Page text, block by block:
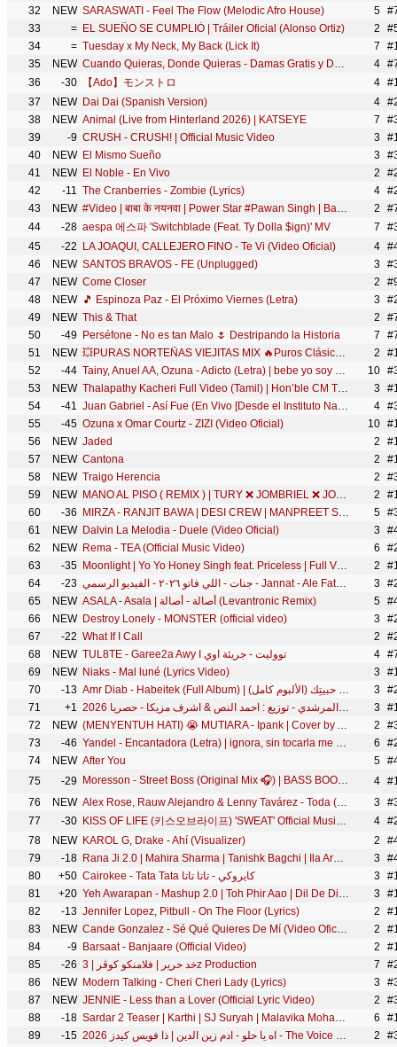
32
NEW SARASWATI - Feel The Flow (Melodic Afro House) 5
33
= EL SUEÑO SE CUMPLIÓ | Tráiler Oficial (Alonso Ortiz) 2
34
= Tuesday x My Neck, My Back (Lick It) 7
35
NEW Cuando Quieras, Donde Quieras - Damas Gratis y Dyango (Video Oficial) 4
36
-30 【Ado】モンストロ 4
37
NEW Dai Dai (Spanish Version) 4
38
NEW Animal (Live from Hinterland 2026) | KATSEYE
7
39
-9 CRUSH - CRUSH! | Official Music Video 3
40
NEW El Mismo Sueño 3
41
NEW El Noble - En Vivo 2
42
-11 The Cranberries - Zombie (Lyrics) 4
43
NEW #Video | बाबा के नयनवा | Power Star #Pawan Singh | Baba Ke Nayanawa | New Bhojpuri Bolbam Song 2026 2
44
-28 aespa 에스파 'Switchblade (Feat. Ty Dolla $ign)' MV 7
45
-22 LA JOAQUI, CALLEJERO FINO - Te Vi (Video Oficial) 4
46
NEW SANTOS BRAVOS - FE (Unplugged) 3
47
NEW Come Closer 2
48
NEW 🎵 Espinoza Paz - El Próximo Viernes (Letra) 3
49
NEW This & That 2
50
-49 Perséfone - No es tan Malo 🌷 Destripando la Historia 7
51
NEW 💥PURAS NORTEÑAS VIEJITAS MIX 🔥Puros Clásicos | Tigres, Tucanes, Ramón Ayala ,Invasores, Cardenales 2
52
-44 Tainy, Anuel AA, Ozuna - Adicto (Letra) | bebe yo soy adicto a tu piel 10
53
NEW Thalapathy Kacheri Full Video (Tamil) | Hon’ble CM Thalapathy Vijay| Jana Nayagan| H Vinoth| Anirudh 3
54
-41 Juan Gabriel - Así Fue (En Vivo [Desde el Instituto Nacional de Bellas Artes] [Letra/Lyric]) 4
55
-45 Ozuna x Omar Courtz - ZIZI (Video Oficial) 10
56
NEW Jaded 2
57
NEW Cantona 2
58
NEW Traigo Herencia 2
59
NEW MANO AL PISO ( REMIX ) | TURY ❌ JOMBRIEL ❌ JOTTA 2
60
-36 MIRZA - RANJIT BAWA | DESI CREW | MANPREET SAGOO | TRU MAKERS | THE FOLK ERA | LATEST PUNJABI SONGS 5
61
NEW Dalvin La Melodia - Duele (Video Oficial)
3
62
NEW Rema - TEA (Official Music Video) 6
63
-35 Moonlight | Yo Yo Honey Singh feat. Priceless | Full Video 2
64
-23 جنات - اللي فاتو ٢٠٢٦ - الفيديو الرسمي - Jannat - Ale Fato 2026 - Official Video 3
65
NEW ASALA - Asala | أصالة - أصالة (Levantronic Remix) 5
66
NEW Destroy Lonely - MONSTER (official video) 3
67
-22 What If I Call 2
68
NEW TUL8TE - Garee2a Awy I تووليت - جريئة اوي 4
69
NEW Niaks - Mal luné (Lyrics Video) 3
70
-13 Amr Diab - Habeitek (Full Album) | عمرو دياب - حبيتِك (الألبوم كامل) 3
71
+1 اركب الدبابه اركب الحصان - حمو المرشدي - توزيع : احمد النص & اشرف مزيكا - حصريا 2026 3
72
NEW (MENYENTUH HATI) 😭 MUTIARA - Ipank | Cover by ALOtone 2
73
-46 Yandel - Encantadora (Letra) | ignora, sin tocarla me acalora 6
74
NEW After You 5
75
-29 Moresson - Street Boss (Original Mix 🎧) | BASS BOOSTED 💀 4
76
NEW Alex Rose, Rauw Alejandro & Lenny Tavárez - Toda (Remix) Letra 3
77
-30 KISS OF LIFE (키스오브라이프) 'SWEAT' Official Music Video 4
78
NEW KAROL G, Drake - Ahí (Visualizer) 2
79
-18 Rana Ji 2.0 | Mahira Sharma | Tanishk Bagchi | Ila Arun | Alka Yagnik | Rajesh Roshan | Indeevar 3
80
+50 Cairokee - Tata Tata كايروكي - تاتا تاتا 3
81
+20 Yeh Awarapan - Mashup 2.0 | Toh Phir Aao | Dil De Diya Hai | Arijit Singh | Latest 4K Songs
3
82
-13 Jennifer Lopez, Pitbull - On The Floor (Lyrics) 2
83
NEW Cande Gonzalez - Sé Qué Quieres De Mí (Video Oficial) 2
84
-9 Barsaat - Banjaare (Official Video) 2
85
-26 خد حرير | فلامنكو كوڤر | 3z Production 7
86
NEW Modern Talking - Cheri Cheri Lady (Lyrics) 3
87
NEW JENNIE - Less than a Lover (Official Lyric Video) 2
88
-18 Sardar 2 Teaser | Karthi | SJ Suryah | Malavika Mohanan | Ashika Ranganath | PS Mithran | Sam CS 6
89
-15 اه يا حلو - ادم زين الدين | ذا فويس كيدز 2026 - The Voice Kids 2